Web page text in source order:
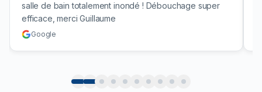
totalement inondé ! Débouchage super
Guillaume
une vrai société